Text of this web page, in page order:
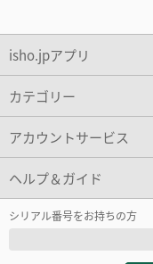
isho.jpアプリ
カテゴリー
アカウントサービス
ヘルプ＆ガイド
シリアル番号をお持ちの方